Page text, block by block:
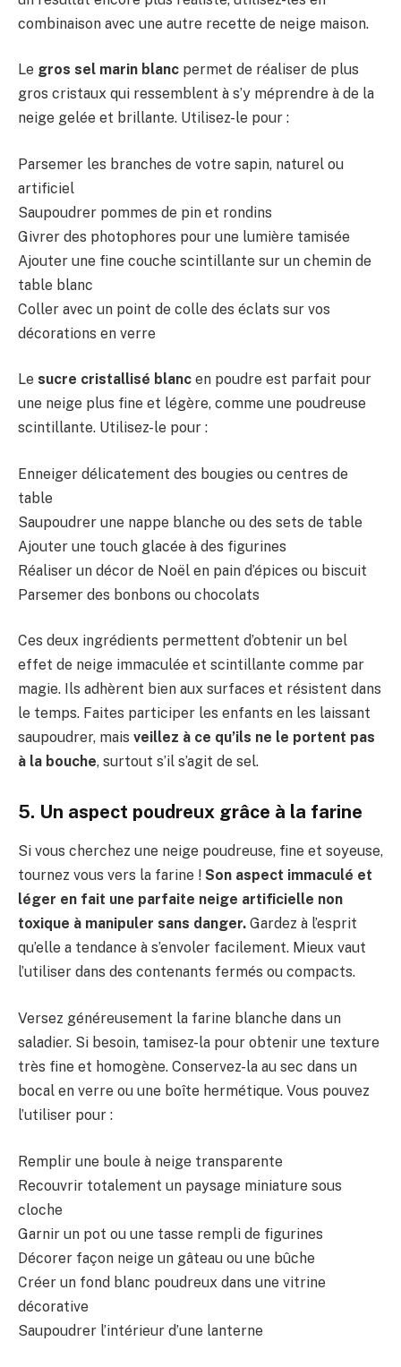
combinaison avec une autre recette de neige maison.
Le gros sel marin blanc permet de réaliser de plus
gros cristaux qui ressemblent à s’y méprendre à de la
neige gelée et brillante. Utilisez-le pour :
Parsemer les branches de votre sapin, naturel ou
artificiel
Saupoudrer pommes de pin et rondins
Givrer des photophores pour une lumière tamisée
Ajouter une fine couche scintillante sur un chemin de
table blanc
Coller avec un point de colle des éclats sur vos
décorations en verre
Le sucre cristallisé blanc en poudre est parfait pour
une neige plus fine et légère, comme une poudreuse
scintillante. Utilisez-le pour :
Enneiger délicatement des bougies ou centres de
table
Saupoudrer une nappe blanche ou des sets de table
Ajouter une touch glacée à des figurines
Réaliser un décor de Noël en pain d’épices ou biscuit
Parsemer des bonbons ou chocolats
Ces deux ingrédients permettent d’obtenir un bel
effet de neige immaculée et scintillante comme par
magie. Ils adhèrent bien aux surfaces et résistent dans
le temps. Faites participer les enfants en les laissant
saupoudrer, mais veillez à ce qu’ils ne le portent pas
à la bouche, surtout s’il s’agit de sel.
5. Un aspect poudreux grâce à la farine
Si vous cherchez une neige poudreuse, fine et soyeuse,
tournez vous vers la farine ! Son aspect immaculé et
léger en fait une parfaite neige artificielle non
toxique à manipuler sans danger. Gardez à l’esprit
qu’elle a tendance à s’envoler facilement. Mieux vaut
l’utiliser dans des contenants fermés ou compacts.
Versez généreusement la farine blanche dans un
saladier. Si besoin, tamisez-la pour obtenir une texture
très fine et homogène. Conservez-la au sec dans un
bocal en verre ou une boîte hermétique. Vous pouvez
l’utiliser pour :
Remplir une boule à neige transparente
Recouvrir totalement un paysage miniature sous
cloche
Garnir un pot ou une tasse rempli de figurines
Décorer façon neige un gâteau ou une bûche
Créer un fond blanc poudreux dans une vitrine
décorative
Saupoudrer l’intérieur d’une lanterne